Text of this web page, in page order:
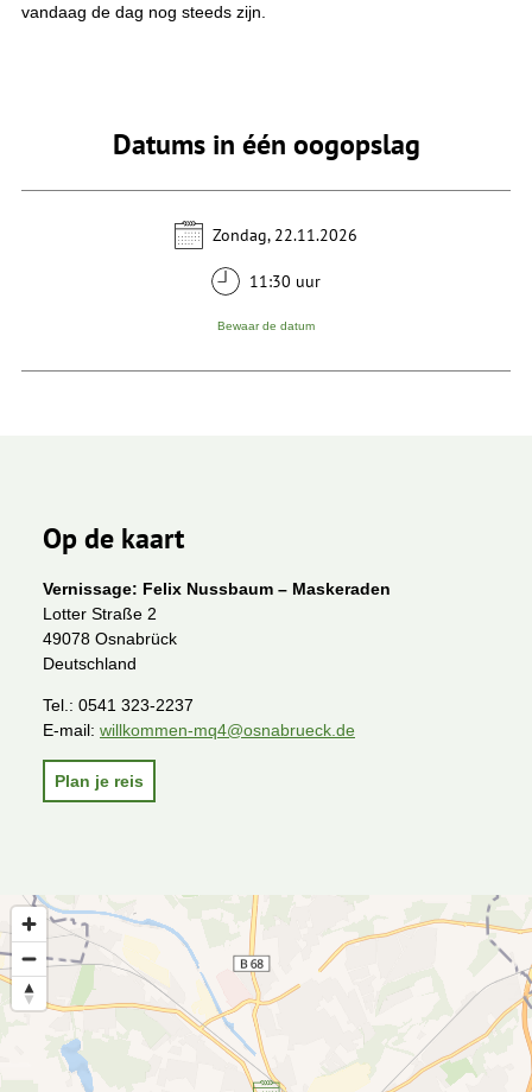
vandaag de dag nog steeds zijn.
Datums in één oogopslag
Zondag, 22.11.2026
11:30 uur
Bewaar de datum
Op de kaart
Vernissage: Felix Nussbaum – Maskeraden
Lotter Straße 2
49078 Osnabrück
Deutschland
Tel.: 0541 323-2237
E-mail: willkommen-mq4@osnabrueck.de
Plan je reis